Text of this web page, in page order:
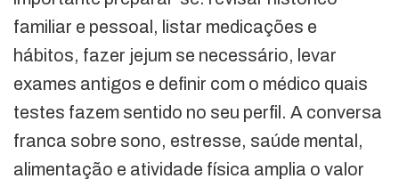
familiar e pessoal, listar medicações e
hábitos, fazer jejum se necessário, levar
exames antigos e definir com o médico quais
testes fazem sentido no seu perfil. A conversa
franca sobre sono, estresse, saúde mental,
alimentação e atividade física amplia o valor